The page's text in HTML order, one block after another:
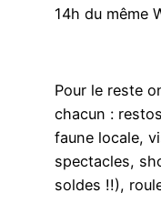
14h du même
Pour le reste
chacun :
faune locale,
spectacles,
soldes !!),